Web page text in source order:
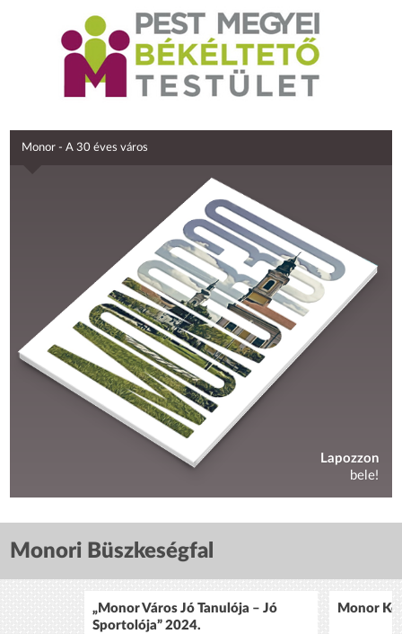
Monor - A 30 éves város
Lapozzon
bele!
Monori Büszkeségfal
„Monor Város Jó Tanulója – Jó
Sportolója” 2024.
Monor